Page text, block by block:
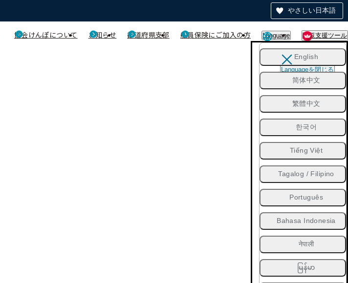
やさしい日本語
協会けんぽについて お知らせ 都道府県支部 船員保険にご加入の方 Language 閲覧支援ツール
English
简体中文
繁體中文
한국어
Tiếng Việt
Tagalog / Filipino
Português
Bahasa Indonesia
नेपाली
မြန်မာ
Languageを閉じる